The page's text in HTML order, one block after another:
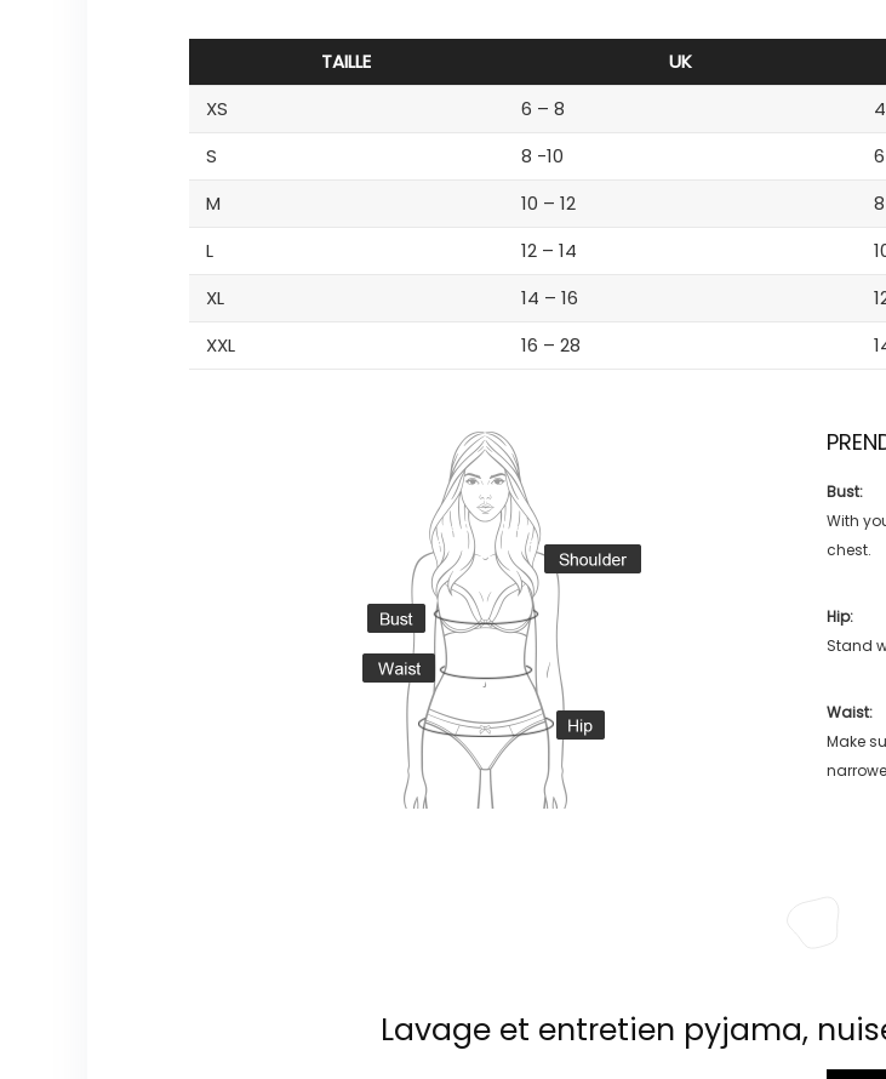
TAILLE UK
XS
6 – 8 4
S
8 -10 6
M
10 – 12 8
L
12 – 14
XL
14 – 16
XXL
16 – 28
Bust:
With
chest.
Hip:
Stand
Waist:
Make
Lavage et entretien pyjama,